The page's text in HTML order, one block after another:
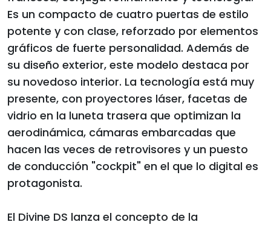
Es un compacto de cuatro puertas de estilo
potente y con clase, reforzado por elementos
gráficos de fuerte personalidad. Además de
su diseño exterior, este modelo destaca por
su novedoso interior. La tecnología está muy
presente, con proyectores láser, facetas de
vidrio en la luneta trasera que optimizan la
aerodinámica, cámaras embarcadas que
hacen las veces de retrovisores y un puesto
de conducción "cockpit" en el que lo digital es
protagonista.
El Divine DS lanza el concepto de la